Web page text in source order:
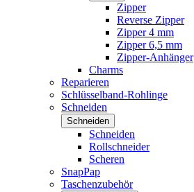
Zipper
Reverse Zipper
Zipper 4 mm
Zipper 6,5 mm
Zipper-Anhänger
Charms
Reparieren
Schlüsselband-Rohlinge
Schneiden
Schneiden
Schneiden
Rollschneider
Scheren
SnapPap
Taschenzubehör